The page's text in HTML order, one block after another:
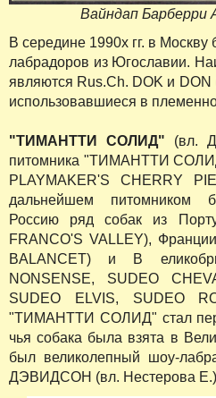
Вайндап Барберри
В середине 1990х гг. в
лабрадоров из Югославии.
являются Rus.Ch. DOK и
использовавшиеся в
"ТИМАНТТИ СОЛИД" (вл.
питомника "ТИМАНТТИ
PLAYMAKER'S CHERRY
дальнейшем питомником
Россию ряд собак из
FRANCO'S VALLEY),
BALANCET) и В
NONSENSE, SUDEO
SUDEO ELVIS, SUDEO
"ТИМАНТТИ СОЛИД" стал
чья собака была взята в
был великолепный шоу-
ДЭВИДСОН (вл. Нестерова